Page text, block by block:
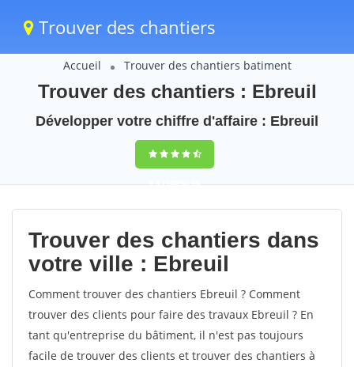
Trouver des chantiers
Accueil Trouver des chantiers batiment
Trouver des chantiers : Ebreuil
Développer votre chiffre d'affaire : Ebreuil
9,5(100%)40
votes
Trouver des chantiers dans
votre ville : Ebreuil
Comment trouver des chantiers Ebreuil ? Comment
trouver des clients pour faire des travaux Ebreuil ? En
tant qu'entreprise du bâtiment, il n'est pas toujours
facile de trouver des clients et trouver des chantiers à